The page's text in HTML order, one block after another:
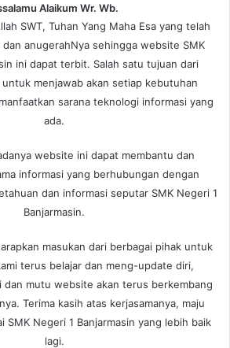
Alaikum Wr. Wb.
SWT, Tuhan Yang Maha Esa yang telah
dan anugerahNya sehingga website SMK
ini dapat terbit. Salah satu tujuan dari
menjawab akan setiap kebutuhan
sarana teknologi informasi yang
ada.
website ini dapat membantu dan
informasi yang berhubungan dengan
dan informasi seputar SMK Negeri 1
Banjarmasin.
masukan dari berbagai pihak untuk
terus belajar dan meng-update diri,
dan mutu website akan terus berkembang
Terima kasih atas kerjasamanya, maju
SMK Negeri 1 Banjarmasin yang lebih baik
lagi.